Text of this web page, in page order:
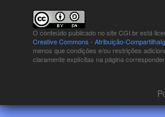
O conteúdo publicado no site CGI.br está
Creative Commons - Atribuição-
menos que condições e/ou restrições
claramente explícitas na página